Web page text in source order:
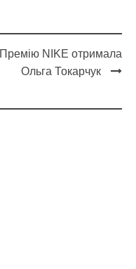
Премію NIKE отримала
Ольга Токарчук